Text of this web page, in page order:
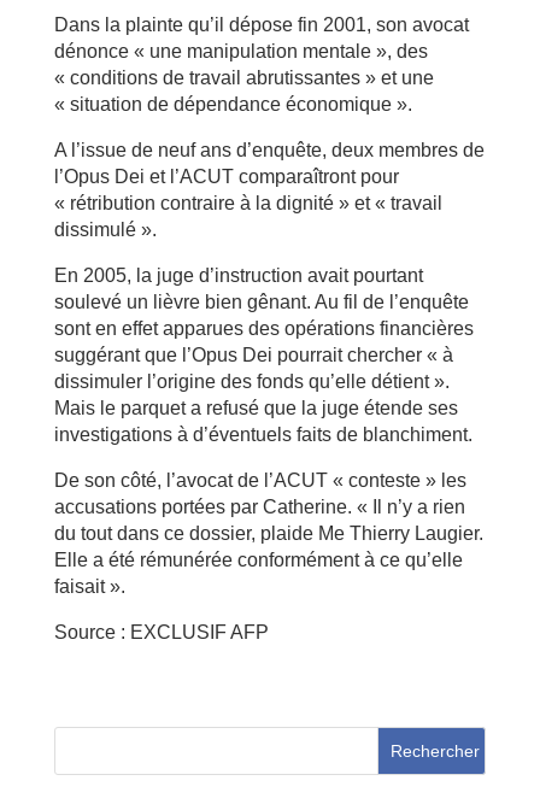
Dans la plainte qu’il dépose fin 2001, son avocat
dénonce « une manipulation mentale », des
« conditions de travail abrutissantes » et une
« situation de dépendance économique ».
A l’issue de neuf ans d’enquête, deux membres de
l’Opus Dei et l’ACUT comparaîtront pour
« rétribution contraire à la dignité » et « travail
dissimulé ».
En 2005, la juge d’instruction avait pourtant
soulevé un lièvre bien gênant. Au fil de l’enquête
sont en effet apparues des opérations financières
suggérant que l’Opus Dei pourrait chercher « à
dissimuler l’origine des fonds qu’elle détient ».
Mais le parquet a refusé que la juge étende ses
investigations à d’éventuels faits de blanchiment.
De son côté, l’avocat de l’ACUT « conteste » les
accusations portées par Catherine. « Il n’y a rien
du tout dans ce dossier, plaide Me Thierry Laugier.
Elle a été rémunérée conformément à ce qu’elle
faisait ».
Source : EXCLUSIF AFP